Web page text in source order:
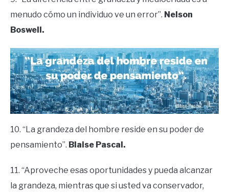
menudo cómo un individuo ve un error”. Nelson
Boswell.
10. “La grandeza del hombre reside en su poder de
pensamiento”. Blaise Pascal.
11. “Aproveche esas oportunidades y pueda alcanzar
la grandeza, mientras que si usted va conservador,